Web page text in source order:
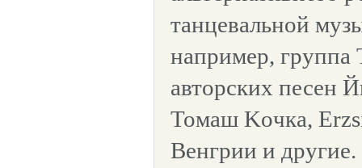
танцевальной
например, группа
авторских песен
Toмаш Koчка,
Венгрии и другие.